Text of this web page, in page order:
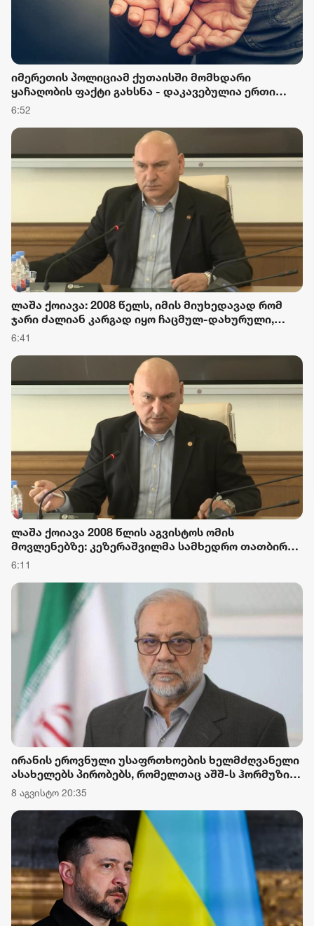
იმერეთის პოლიციამ ქუთაისში მომხდარი
ყაჩაღობის ფაქტი გახსნა - დაკავებულია ერთი
პირი
6:52
ლაშა ქოიავა: 2008 წელს, იმის მიუხედავად რომ
ჯარი ძალიან კარგად იყო ჩაცმულ-დახურული,
კარგადაც იკვებებოდა, ჯარი იყო სავალალო
ოქრუაშვილმა ჩაატარა, მიმართული იყო ჯარის
დემორალიზაციაზე და ჯარისკაცის დაკნინებაზე
6:41
ლაშა ქოიავა 2008 წლის აგვისტოს ომის
მოვლენებზე: კეზერაშვილმა სამხედრო თათბირზე
მოიტანა სააკაშვილის სურვილები და ამ
პოზიციებს, რადგან სამხედრო გეგმით ცხინვალში
შესვლა საერთოდ დაგეგმილი არ იყო
6:11
ირანის ეროვნული უსაფრთხოების ხელმძღვანელი
ასახელებს პირობებს, რომელთაც აშშ-ს ჰორმუზის
სრუტის ხელახლა გახსნისთვის უყენებენ და
აცხადებს, რომ აშშ ქცევას ვიდრე არ
გამოასწორებს, სრუტე არ გაიხსნება
8 აგვისტო 20:35